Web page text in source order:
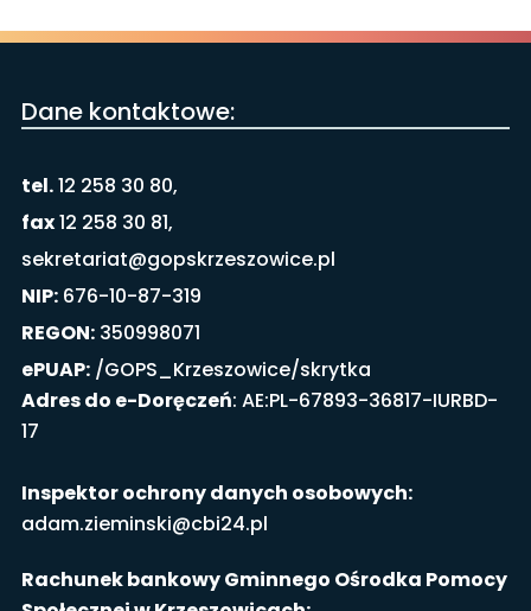
Dane kontaktowe:
tel.12 258 30 80,
fax12 258 30 81,
sekretariat@gopskrzeszowice.pl
NIP:676-10-87-319
REGON:350998071
ePUAP:/GOPS_Krzeszowice/skrytka
Adres do e-Doręczeń: AE:PL-67893-36817-IURBD-
17
Inspektor ochrony danych osobowych:
adam.zieminski@cbi24.pl
Rachunek bankowy Gminnego Ośrodka Pomocy